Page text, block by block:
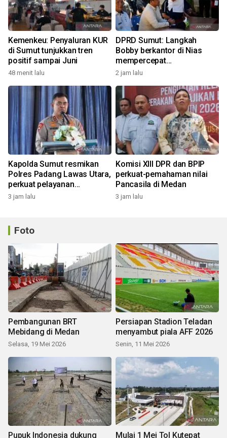
Kemenkeu: Penyaluran KUR
di Sumut tunjukkan tren
positif sampai Juni
48 menit lalu
DPRD Sumut: Langkah
Bobby berkantor di Nias
mempercepat
pembangunan
2 jam lalu
Kapolda Sumut resmikan
Polres Padang Lawas Utara,
perkuat pelayanan
kepolisian
3 jam lalu
Komisi XIII DPR dan BPIP
perkuat-pemahaman nilai
Pancasila di Medan
3 jam lalu
Foto
Pembangunan BRT
Mebidang di Medan
Selasa, 19 Mei 2026
Persiapan Stadion Teladan
menyambut piala AFF 2026
Senin, 11 Mei 2026
Pupuk Indonesia dukung
Mulai 1 Mei Tol Kutepat